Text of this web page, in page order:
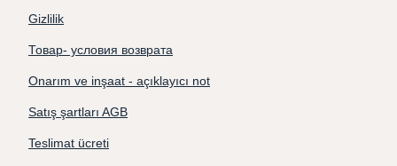
Gizlilik
Товар- условия возврата
Onarım ve inşaat - açıklayıcı not
Satış şartları AGB
Teslimat ücreti